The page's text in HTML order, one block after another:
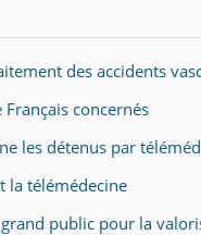
des accidents
concernés
les détenus par
la télémédecine
public pour la